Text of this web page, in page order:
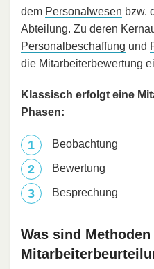
dem Personalwesen bzw.
Abteilung. Zu deren
Personalbeschaffung und
die Mitarbeiterbewertung
Klassisch erfolgt eine
Phasen:
Beobachtung
Bewertung
Besprechung
Was sind Methoden